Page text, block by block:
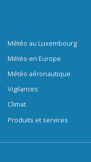
Météo au Luxembourg
Météo en Europe
Météo aéronautique
Vigilances
Climat
Produits et services